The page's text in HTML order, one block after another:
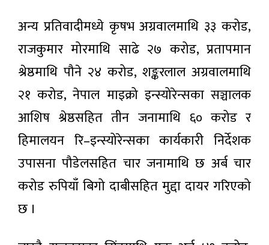
अन्य प्रतिवादीमध्ये कृषभ अग्रवालमाथि ३३ करोड,
राजकुमार मोरमाथि साढे २७ करोड, प्रतापमान
श्रेष्ठमाथि पौने २४ करोड, शङ्करलाल अग्रवालमाथि
२१ करोड, नेपाल माइक्रो इन्स्योरेन्सका सञ्चालक
आशिष श्रेष्ठसहित तीन जनामाथि ६० करोड र
हिमालयन रि–इन्स्योरेन्सका कार्यकारी निर्देशक
उपासना पौडेलसहित चार जनामाथि छ अर्ब चार
करोड रुपियाँ बिगो दाबीसहित मुद्दा दायर गरिएको
छ ।